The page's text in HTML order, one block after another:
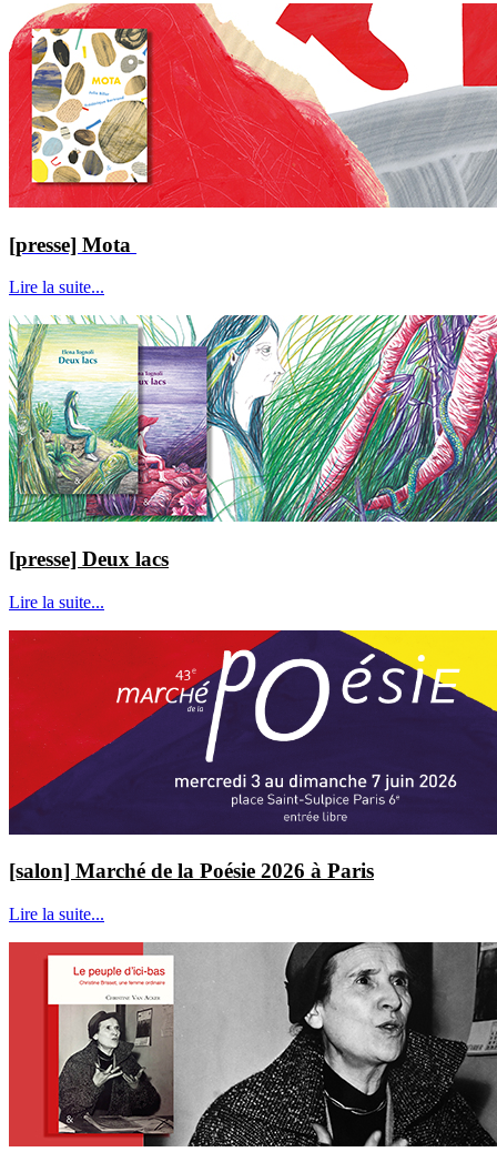
[presse] Mota
Lire la suite...
[presse] Deux lacs
Lire la suite...
[salon] Marché de la Poésie 2026 à Paris
Lire la suite...